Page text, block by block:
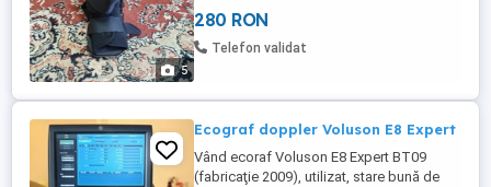
5
280 RON
Telefon validat
Ecograf doppler Voluson E8 Expert
Vând ecoraf Voluson E8 Expert BT09
(fabricaţie 2009), utilizat, stare bună de